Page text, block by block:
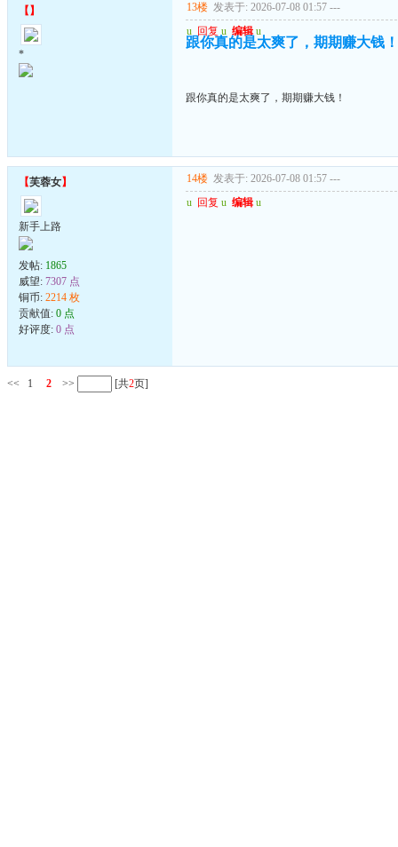
【 】
*
13楼 发表于: 2026-07-08 01:57 ---
u 回复 u 编辑 u
跟你真的是太爽了，期期赚大钱！
跟你真的是太爽了，期期赚大钱！
【芙蓉女】
新手上路
发帖: 1865
威望: 7307 点
铜币: 2214 枚
贡献值: 0 点
好评度: 0 点
14楼 发表于: 2026-07-08 01:57 ---
u 回复 u 编辑 u
<< 1 2 >> [共2页]